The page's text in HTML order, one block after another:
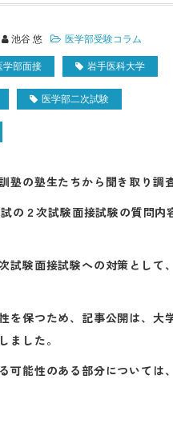
池谷 悠 医学部受験コラム
学部面接 岩手医科大学
医学部二次試験
塾の塾生たちから聞き取り調
の２次試験面接試験の質問内
試験面接試験への対策として
を保つため、記事公開は、大
ました。
可能性のある部分については